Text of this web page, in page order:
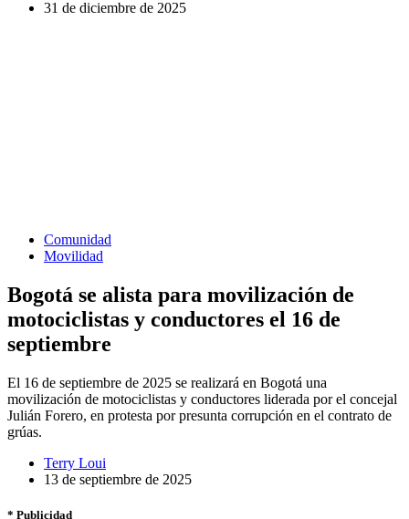
31 de diciembre de 2025
Comunidad
Movilidad
Bogotá se alista para movilización de
motociclistas y conductores el 16 de
septiembre
El 16 de septiembre de 2025 se realizará en Bogotá una
movilización de motociclistas y conductores liderada por el concejal
Julián Forero, en protesta por presunta corrupción en el contrato de
grúas.
Terry Loui
13 de septiembre de 2025
* Publicidad